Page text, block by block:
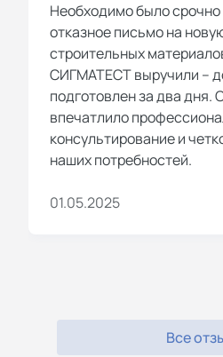
любые услуги и
СДС “Эконорма” —
оформляем
“ЭКО”, “БИО”, “Без
подтверждающие
экологических
производстве
Партнерами центра
надежные компании.
Необходимо было срочно
отказное письмо на
строительных
СИГМАТЕСТ выручили –
подготовлен за два дня.
впечатлило
консультирование и
наших потребностей.
01.05.2025
Все